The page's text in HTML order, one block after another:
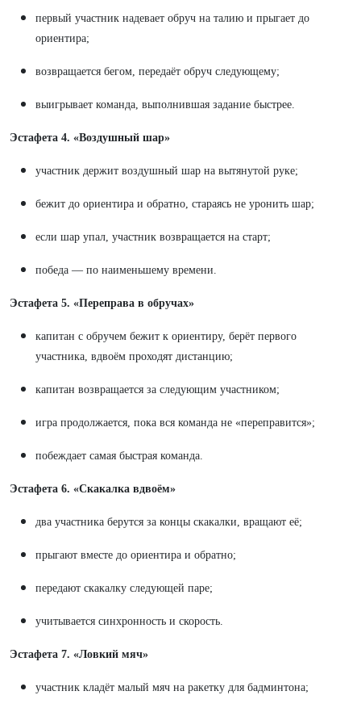
первый участник надевает обруч на талию и прыгает до
ориентира;
возвращается бегом, передаёт обруч следующему;
выигрывает команда, выполнившая задание быстрее.
Эстафета 4. «Воздушный шар»
участник держит воздушный шар на вытянутой руке;
бежит до ориентира и обратно, стараясь не уронить шар;
если шар упал, участник возвращается на старт;
победа — по наименьшему времени.
Эстафета 5. «Переправа в обручах»
капитан с обручем бежит к ориентиру, берёт первого
участника, вдвоём проходят дистанцию;
капитан возвращается за следующим участником;
игра продолжается, пока вся команда не «переправится»;
побеждает самая быстрая команда.
Эстафета 6. «Скакалка вдвоём»
два участника берутся за концы скакалки, вращают её;
прыгают вместе до ориентира и обратно;
передают скакалку следующей паре;
учитывается синхронность и скорость.
Эстафета 7. «Ловкий мяч»
участник кладёт малый мяч на ракетку для бадминтона;